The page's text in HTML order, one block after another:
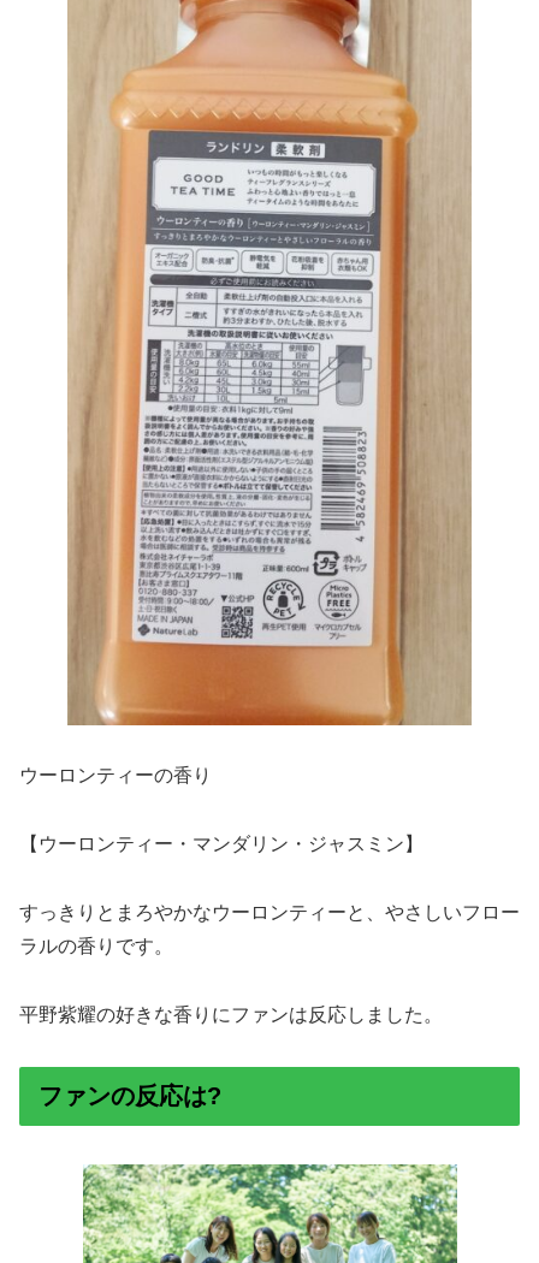
ウーロンティーの香り
【ウーロンティー・マンダリン・ジャスミン】
すっきりとまろやかなウーロンティーと、やさしいフロー
ラルの香りです。
平野紫耀の好きな香りにファンは反応しました。
ファンの反応は?